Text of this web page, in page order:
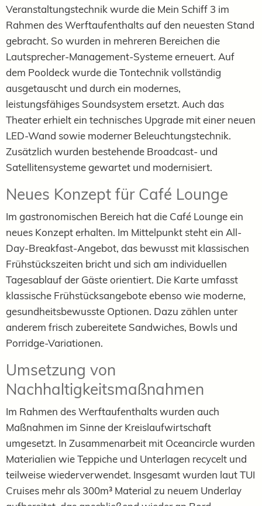
Veranstaltungstechnik wurde die Mein Schiff 3 im
Rahmen des Werftaufenthalts auf den neuesten Stand
gebracht. So wurden in mehreren Bereichen die
Lautsprecher-Management-Systeme erneuert. Auf
dem Pooldeck wurde die Tontechnik vollständig
ausgetauscht und durch ein modernes,
leistungsfähiges Soundsystem ersetzt. Auch das
Theater erhielt ein technisches Upgrade mit einer neuen
LED-Wand sowie moderner Beleuchtungstechnik.
Zusätzlich wurden bestehende Broadcast- und
Satellitensysteme gewartet und modernisiert.
Neues Konzept für Café Lounge
Im gastronomischen Bereich hat die Café Lounge ein
neues Konzept erhalten. Im Mittelpunkt steht ein All-
Day-Breakfast-Angebot, das bewusst mit klassischen
Frühstückszeiten bricht und sich am individuellen
Tagesablauf der Gäste orientiert. Die Karte umfasst
klassische Frühstücksangebote ebenso wie moderne,
gesundheitsbewusste Optionen. Dazu zählen unter
anderem frisch zubereitete Sandwiches, Bowls und
Porridge-Variationen.
Umsetzung von
Nachhaltigkeitsmaßnahmen
Im Rahmen des Werftaufenthalts wurden auch
Maßnahmen im Sinne der Kreislaufwirtschaft
umgesetzt. In Zusammenarbeit mit Oceancircle wurden
Materialien wie Teppiche und Unterlagen recycelt und
teilweise wiederverwendet. Insgesamt wurden laut TUI
Cruises mehr als 300m³ Material zu neuem Underlay